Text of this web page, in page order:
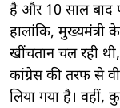
है और 10 साल बाद
हालांकि, मुख्यमंत्री
खींचतान चल रही
कांग्रेस की तरफ से
लिया गया है। वहीं,